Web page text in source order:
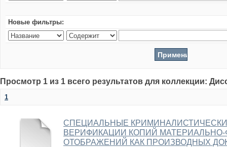
Новые фильтры:
Просмотр 1 из 1 всего результатов для коллекции:
1
СПЕЦИАЛЬНЫЕ
ВЕРИФИКАЦИИ КОПИЙ
ОТОБРАЖЕНИЙ КАК ПРОИЗВОДНЫХ